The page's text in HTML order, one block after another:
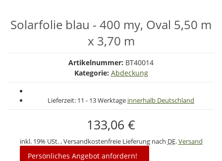
Solarfolie blau - 400 my, Oval 5,50 m
x 3,70 m
Artikelnummer: BT40014
Kategorie: Abdeckung
Lieferzeit: 11 - 13 Werktage innerhalb Deutschland
133,06 €
inkl. 19% USt. , Versandkostenfreie Lieferung nach DE.Versand
Persönliches Angebot anfordern!